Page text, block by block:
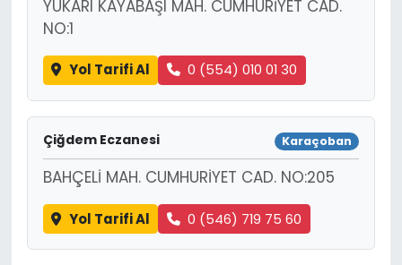
YUKARI KAYABAŞI MAH. CUMHURİYET CAD.
NO:1
Yol Tarifi Al 0 (554) 010 01 30
Çiğdem Eczanesi Karaçoban
BAHÇELİ MAH. CUMHURİYET CAD. NO:205
Yol Tarifi Al 0 (546) 719 75 60